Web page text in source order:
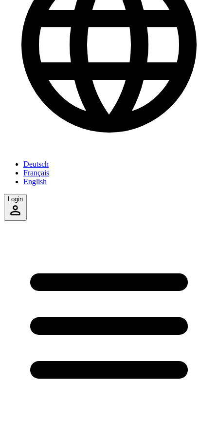
Deutsch
Français
English
Login